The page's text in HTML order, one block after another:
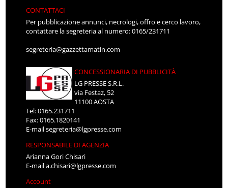
CONTATTACI
Per pubblicazione annunci, necrologi, offro e cerco lavoro,
contattare la segreteria al numero: 0165/231711
segreteria@gazzettamatin.com
CONCESSIONARIA DI PUBBLICITÀ
LG PRESSE S.R.L.
via Festaz, 52
11100 AOSTA
Tel: 0165.231711
Fax: 0165.1820141
E-mailsegreteria@lgpresse.com
RESPONSABILE DI AGENZIA
Arianna Gori Chisari
E-maila.chisari@lgpresse.com
Account